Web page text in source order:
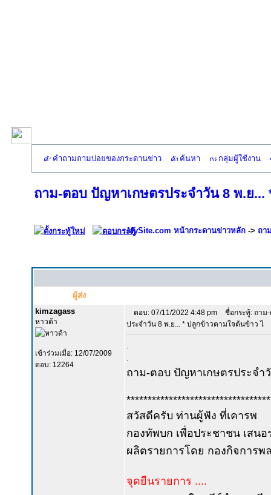
คำถามถามบ่อยของกระดานข่าว ค้นหา กลุ่มผู้ใช้งาน
ถาม-ตอบ ปัญหาเกษตรประจำวัน 8 พ.ย
MySite.com หน้ากระดานข่าวหลัก -> ถา
ผู้ส่ง
kimzagass
หาวด้า
เข้าร่วมเมื่อ: 12/07/2009
ตอบ: 12264
ตอบ: 07/11/2022 4:48 pm
ชื่อกระทู้: ถาม
ประจำวัน 8 พ.ย... * ปลูกข้าวตามใจต้นข้าว ไ
ถาม-ตอบ ปัญหาเกษตรประจำ
สวัสดีครับ ท่านผู้ฟัง ที่เคารพ
กองทัพบก เพื่อประชาชน เสน
ผลิตรายการโดย กองกิจการ
จุดยืนรายการ ....